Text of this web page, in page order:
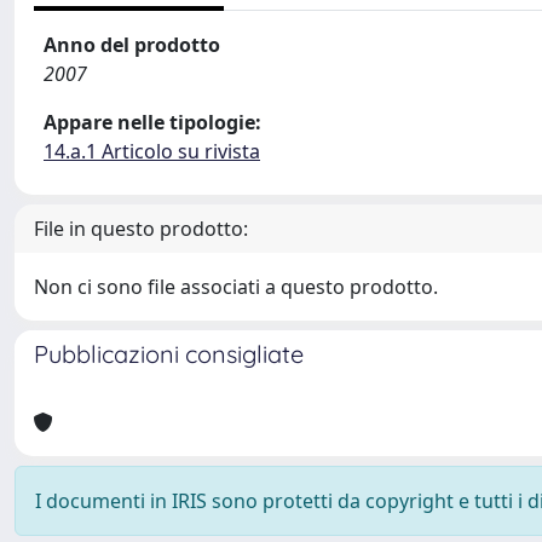
Anno del prodotto
2007
Appare nelle tipologie:
14.a.1 Articolo su rivista
File in questo prodotto:
Non ci sono file associati a questo prodotto.
Pubblicazioni consigliate
I documenti in IRIS sono protetti da copyright e tutti i